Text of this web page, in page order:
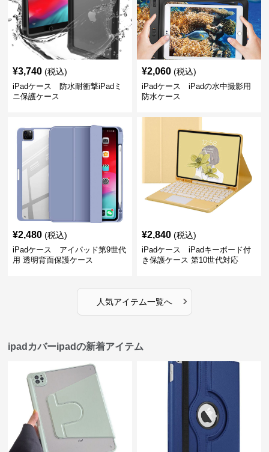
¥3,740 (税込)
iPadケース 防水耐衝撃iPadミ
ニ保護ケース
¥2,060 (税込)
iPadケース iPadの水中撮影用
防水ケース
¥2,480 (税込)
iPadケース アイパッド第9世代
用 透明背面保護ケース
¥2,840 (税込)
iPadケース iPadキーボード付
き保護ケース 第10世代対応
人気アイテム一覧へ ›
ipadカバーipadの新着アイテム